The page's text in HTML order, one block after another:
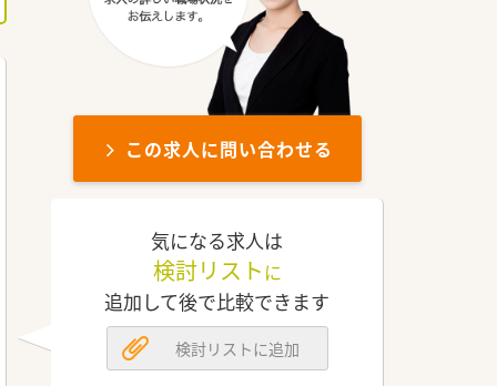
この求人に問い合わせる
気になる求人は
検討リスト に
追加して後で比較できます
検討リストに追加